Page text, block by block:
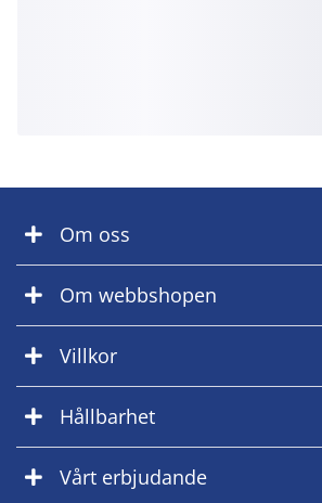
Om oss
Om webbshopen
Villkor
Hållbarhet
Vårt erbjudande